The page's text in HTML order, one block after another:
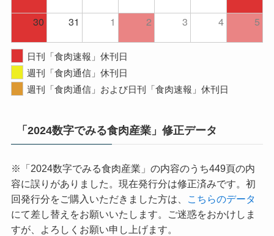
30
31 1 2 3 4 5
日刊「食肉速報」休刊日
週刊「食肉通信」休刊日
週刊「食肉通信」および日刊「食肉速報」休刊日
「2024数字でみる食肉産業」修正データ
※「2024数字でみる食肉産業」の内容のうち449頁の内
容に誤りがありました。現在発行分は修正済みです。初
回発行分をご購入いただきました方は、
こちらのデータ
にて差し替えをお願いいたします。ご迷惑をおかけしま
すが、よろしくお願い申し上げます。